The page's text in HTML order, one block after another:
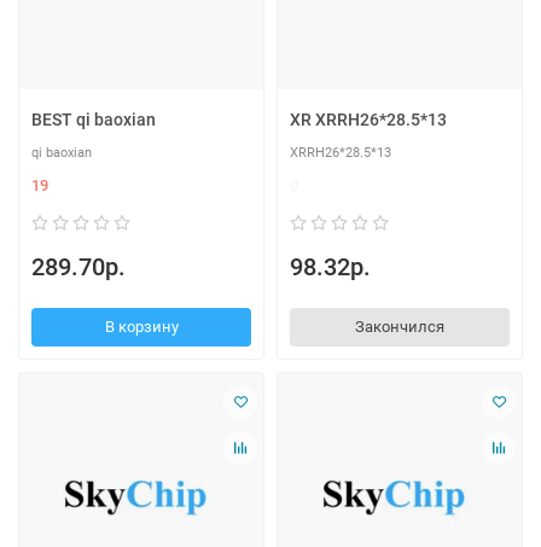
BEST qi baoxian
qi baoxian
19
289.70р.
В корзину
XR XRRH26*28.5*13
XRRH26*28.5*13
98.32р.
Закончился